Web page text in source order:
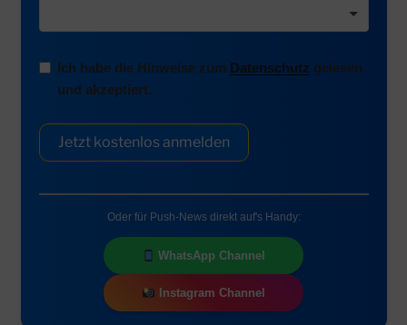
Ich habe die Hinweise zum Datenschutz gelesen
und akzeptiert.
Jetzt kostenlos anmelden
Oder für Push-News direkt auf's Handy:
WhatsApp Channel
Instagram Channel